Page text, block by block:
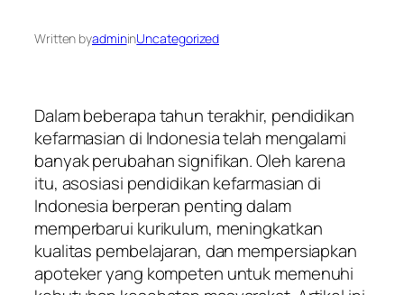
Written byadmininUncategorized
Dalam beberapa tahun terakhir, pendidikan
kefarmasian di Indonesia telah mengalami
banyak perubahan signifikan. Oleh karena
itu, asosiasi pendidikan kefarmasian di
Indonesia berperan penting dalam
memperbarui kurikulum, meningkatkan
kualitas pembelajaran, dan mempersiapkan
apoteker yang kompeten untuk memenuhi